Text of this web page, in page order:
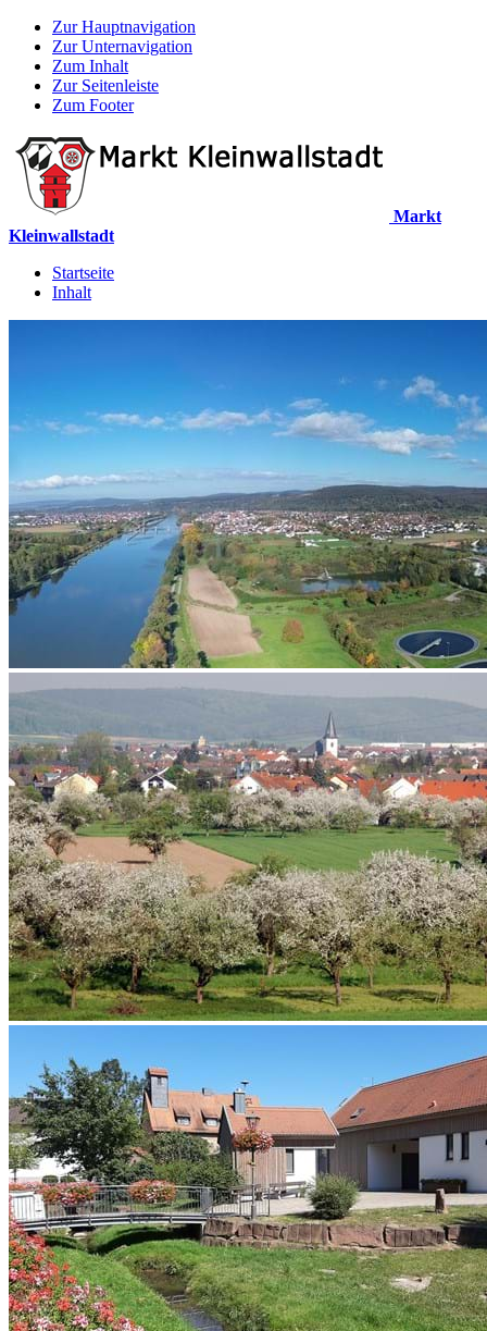
Zur Hauptnavigation
Zur Unternavigation
Zum Inhalt
Zur Seitenleiste
Zum Footer
Markt
Kleinwallstadt
Startseite
Inhalt